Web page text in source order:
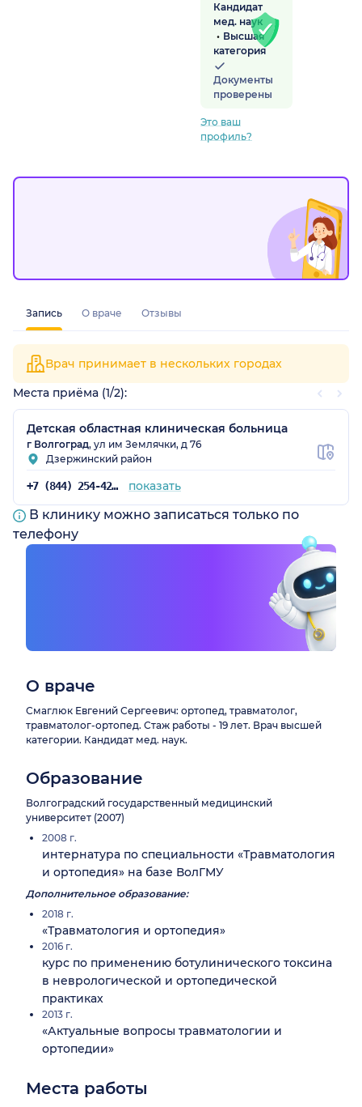
Кандидат
мед. наук
Высшая
категория
Документы
проверены
Это ваш
профиль?
Запись О враче Отзывы
Врач принимает в нескольких городах
Места приёма (1/2):
Детская областная клиническая больница
г Волгоград, ул им Землячки, д 76
Дзержинский район
+7 (844) 254-42-92 показать
В клинику можно записаться только по
телефону
О враче
Смаглюк Евгений Сергеевич: ортопед, травматолог,
травматолог-ортопед. Стаж работы - 19 лет. Врач высшей
категории. Кандидат мед. наук.
Образование
Волгоградский государственный медицинский
университет (2007)
2008 г.
интернатура по специальности «Травматология
и ортопедия» на базе ВолГМУ
Дополнительное образование:
2018 г.
«Травматология и ортопедия»
2016 г.
курс по применению ботулинического токсина
в неврологической и ортопедической
практиках
2013 г.
«Актуальные вопросы травматологии и
ортопедии»
Места работы